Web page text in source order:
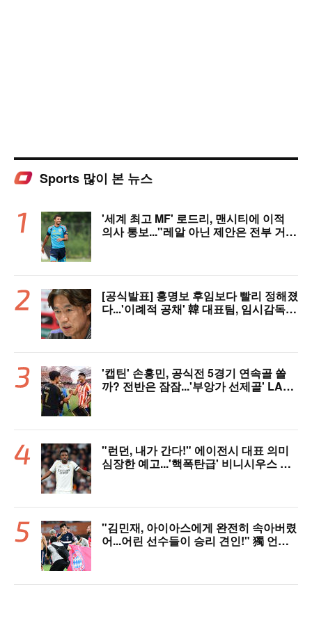
Sports 많이 본 뉴스
'세계 최고 MF' 로드리, 맨시티에 이적
의사 통보..."레알 아닌 제안은 전부 거
[공식발표] 홍명보 후임보다 빨리 정해졌
다...'이례적 공채' 韓 대표팀, 임시감독
'캡틴' 손흥민, 공식전 5경기 연속골 쏠
까? 전반은 잠잠...'부앙가 선제골' LAF
"런던, 내가 간다!" 에이전시 대표 의미
심장한 예고...'핵폭탄급' 비니시우스 아
"김민재, 아이아스에게 완전히 속아버렸
어...어린 선수들이 승리 견인!" 獨 언론,